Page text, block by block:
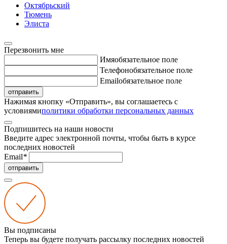
Октябрьский
Тюмень
Элиста
Перезвонить мне
Имяобязательное поле
Телефонобязательное поле
Emailобязательное поле
отправить
Нажимая кнопку «Отправить», вы соглашаетесь с
условиямиполитики обработки персональных данных
Подпишитесь на наши новости
Введите адрес электронной почты, чтобы быть в курсе
последних новостей
Email*
отправить
Вы подписаны
Теперь вы будете получать рассылку последних новостей